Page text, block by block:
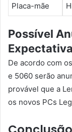
Placa-mãe
Possível
De acordo com
e 5060 serão
provável que a
os novos PCs